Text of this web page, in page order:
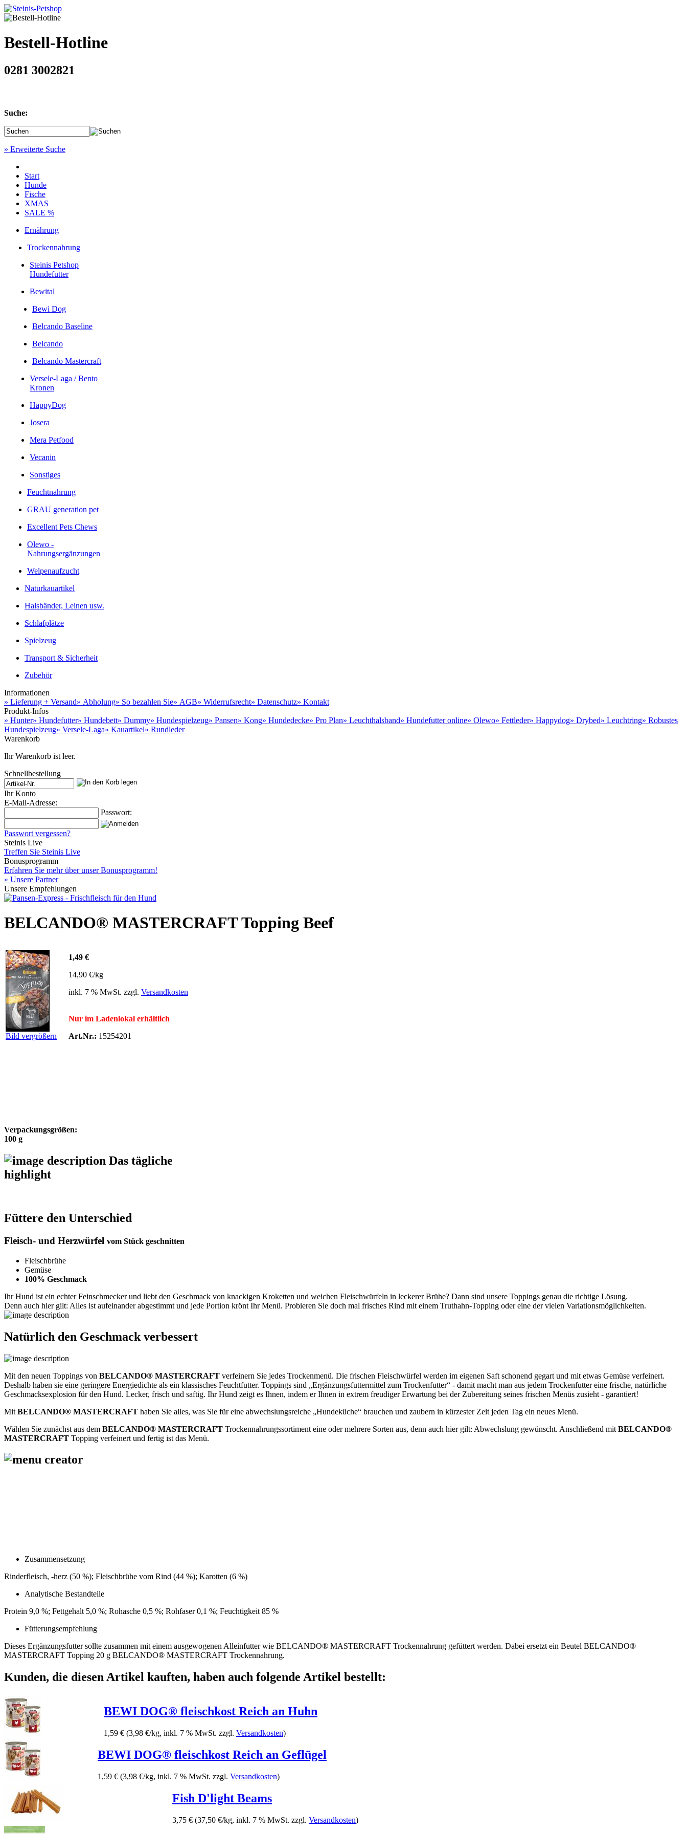
Bestell-Hotline
0281 3002821
Suche:
» Erweiterte Suche
Start
Hunde
Fische
XMAS
SALE %
Ernährung
Trockennahrung
Steinis Petshop
Hundefutter
Bewital
Bewi Dog
Belcando Baseline
Belcando
Belcando Mastercraft
Versele-Laga / Bento
Kronen
HappyDog
Josera
Mera Petfood
Vecanin
Sonstiges
Feuchtnahrung
GRAU generation pet
Excellent Pets Chews
Olewo -
Nahrungsergänzungen
Welpenaufzucht
Naturkauartikel
Halsbänder, Leinen usw.
Schlafplätze
Spielzeug
Transport & Sicherheit
Zubehör
Informationen
» Lieferung + Versand» Abholung» So bezahlen Sie» AGB» Widerrufsrecht» Datenschutz» Kontakt
Produkt-Infos
» Hunter» Hundefutter» Hundebett» Dummy» Hundespielzeug» Pansen» Kong» Hundedecke» Pro Plan» Leuchthalsband» Hundefutter online» Olewo» Fettleder» Happydog» Drybed» Leuchtring» Robustes
Hundespielzeug» Versele-Laga» Kauartikel» Rundleder
Warenkorb
Ihr Warenkorb ist leer.
Schnellbestellung
Ihr Konto
E-Mail-Adresse:
Passwort:
Passwort vergessen?
Steinis Live
Treffen Sie Steinis Live
Bonusprogramm
Erfahren Sie mehr über unser Bonusprogramm!
» Unsere Partner
Unsere Empfehlungen
BELCANDO® MASTERCRAFT Topping Beef
Bild vergrößern
1,49 €
14,90 €/kg
inkl. 7 % MwSt. zzgl. Versandkosten
Nur im Ladenlokal erhältlich
Art.Nr.: 15254201
Verpackungsgrößen:
100 g
Das tägliche
highlight
Füttere den Unterschied
Fleisch- und Herzwürfel vom Stück geschnitten
Fleischbrühe
Gemüse
100% Geschmack
Ihr Hund ist ein echter Feinschmecker und liebt den Geschmack von knackigen Kroketten und weichen Fleischwürfeln in leckerer Brühe? Dann sind unsere Toppings genau die richtige Lösung.
Denn auch hier gilt: Alles ist aufeinander abgestimmt und jede Portion krönt Ihr Menü. Probieren Sie doch mal frisches Rind mit einem Truthahn-Topping oder eine der vielen Variationsmöglichkeiten.
Natürlich den Geschmack verbessert
Mit den neuen Toppings von BELCANDO® MASTERCRAFT verfeinern Sie jedes Trockenmenü. Die frischen Fleischwürfel werden im eigenen Saft schonend gegart und mit etwas Gemüse verfeinert.
Deshalb haben sie eine geringere Energiedichte als ein klassisches Feuchtfutter. Toppings sind „Ergänzungsfuttermittel zum Trockenfutter“ - damit macht man aus jedem Trockenfutter eine frische, natürliche
Geschmacksexplosion für den Hund. Lecker, frisch und saftig. Ihr Hund zeigt es Ihnen, indem er Ihnen in extrem freudiger Erwartung bei der Zubereitung seines frischen Menüs zusieht - garantiert!
Mit BELCANDO® MASTERCRAFT haben Sie alles, was Sie für eine abwechslungsreiche „Hundeküche“ brauchen und zaubern in kürzester Zeit jeden Tag ein neues Menü.
Wählen Sie zunächst aus dem BELCANDO® MASTERCRAFT Trockennahrungssortiment eine oder mehrere Sorten aus, denn auch hier gilt: Abwechslung gewünscht. Anschließend mit BELCANDO®
MASTERCRAFT Topping verfeinert und fertig ist das Menü.
Zusammensetzung
Rinderfleisch, -herz (50 %); Fleischbrühe vom Rind (44 %); Karotten (6 %)
Analytische Bestandteile
Protein 9,0 %; Fettgehalt 5,0 %; Rohasche 0,5 %; Rohfaser 0,1 %; Feuchtigkeit 85 %
Fütterungsempfehlung
Dieses Ergänzungsfutter sollte zusammen mit einem ausgewogenen Alleinfutter wie BELCANDO® MASTERCRAFT Trockennahrung gefüttert werden. Dabei ersetzt ein Beutel BELCANDO®
MASTERCRAFT Topping 20 g BELCANDO® MASTERCRAFT Trockennahrung.
Kunden, die diesen Artikel kauften, haben auch folgende Artikel bestellt:
BEWI DOG® fleischkost Reich an Huhn
1,59 € (3,98 €/kg, inkl. 7 % MwSt. zzgl. Versandkosten)
BEWI DOG® fleischkost Reich an Geflügel
1,59 € (3,98 €/kg, inkl. 7 % MwSt. zzgl. Versandkosten)
Fish D'light Beams
3,75 € (37,50 €/kg, inkl. 7 % MwSt. zzgl. Versandkosten)